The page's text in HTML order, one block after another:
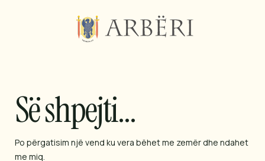
Së shpejti…
Po përgatisim një vend ku vera bëhet me zemër dhe ndahet
me miq.